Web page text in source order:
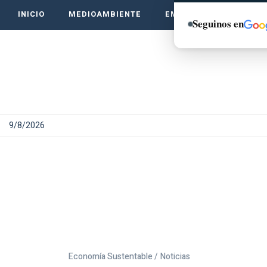
INICIO MEDIOAMBIENTE EMPRENDE VERDE
9/8/2026
Economía Sustentable / Noticias
Seguinos en